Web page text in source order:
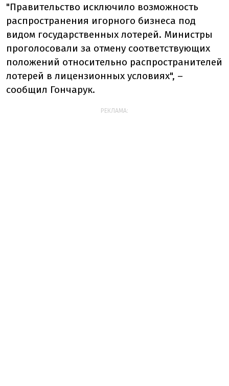
"Правительство исключило возможность
распространения игорного бизнеса под
видом государственных лотерей. Министры
проголосовали за отмену соответствующих
положений относительно распространителей
лотерей в лицензионных условиях", –
сообщил Гончарук.
РЕКЛАМА: